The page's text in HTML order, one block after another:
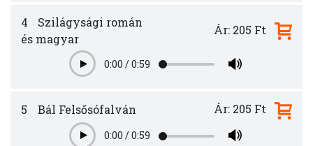
4
Szilágysági román
és magyar
Play0:00 /0:59
Ár: 205 Ft
5 Bál Felsősófalván
Play0:00 /0:59
Ár: 205 Ft